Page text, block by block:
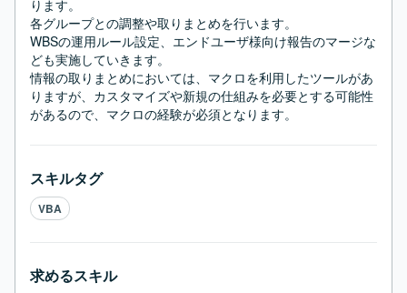
ります。
各グループとの調整や取りまとめを行います。
WBSの運用ルール設定、エンドユーザ様向け報告のマージな
ども実施していきます。
情報の取りまとめにおいては、マクロを利用したツールがあ
りますが、カスタマイズや新規の仕組みを必要とする可能性
があるので、マクロの経験が必須となります。
スキルタグ
VBA
求めるスキル